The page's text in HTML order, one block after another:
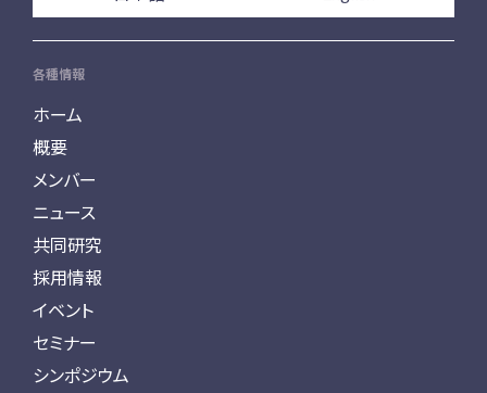
各種情報
ホーム
概要
メンバー
ニュース
共同研究
採用情報
イベント
セミナー
シンポジウム